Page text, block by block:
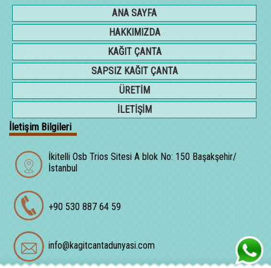
ANA SAYFA
HAKKIMIZDA
KAĞIT ÇANTA
SAPSIZ KAĞIT ÇANTA
ÜRETİM
İLETİŞİM
İletişim Bilgileri
İkitelli Osb Trios Sitesi A blok No: 150 Başakşehir/
İstanbul
+90 530 887 64 59
info@kagitcantadunyasi.com